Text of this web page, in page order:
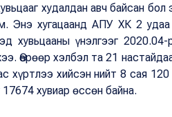
худалдан авч байсан
Энэ хугацаанд АПУ ХК 2 удаа
хувьцааны үнэлгээг
Өөрөөр хэлбэл та 21
хүртлээ хийсэн нийт 8 сая
хувиар өссөн байна.